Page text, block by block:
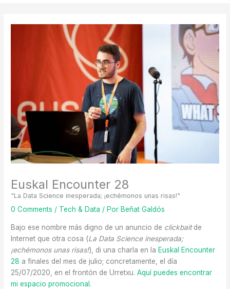
Euskal Encounter 28
"La Data Science inesperada; ¡echémonos unas risas!"
0 Comments / Tech & Data / Por Beñat Galdós
Bajo ese nombre más digno de un anuncio de clickbaitde
Internet que otra cosa (La Data Science inesperada;
¡echémonos unas risas!), di una charla en la Euskal Encounter
28 a finales del mes de julio; concretamente, el día
25/07/2020, en el frontón de Urretxu.Aquí puedes encontrar
mi espacio promocional .